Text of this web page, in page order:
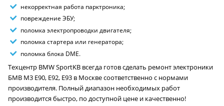
некорректная работа парктроника;
повреждение ЭБУ;
поломка электропроводки двигателя;
поломка стартера или генератора;
поломка блока DME.
Техцентр BMW SportKB всегда готов сделать ремонт электроники
БМВ M3 E90, E92, E93 в Москве соответственно c нормами
производителя. Полный диапазон необходимых работ
производится быстро, по доступной цене и качественно!